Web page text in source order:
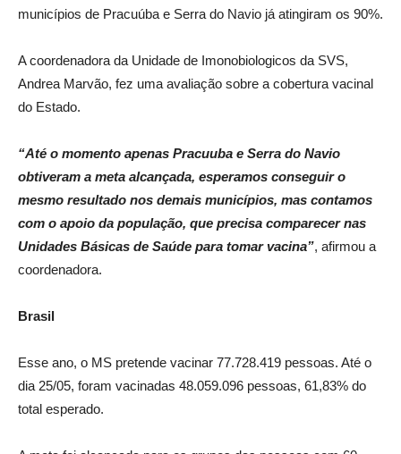
municípios de Pracuúba e Serra do Navio já atingiram os 90%.
A coordenadora da Unidade de Imonobiologicos da SVS,
Andrea Marvão, fez uma avaliação sobre a cobertura vacinal
do Estado.
“Até o momento apenas Pracuuba e Serra do Navio
obtiveram a meta alcançada, esperamos conseguir o
mesmo resultado nos demais municípios, mas contamos
com o apoio da população, que precisa comparecer nas
Unidades Básicas de Saúde para tomar vacina”, afirmou a
coordenadora.
Brasil
Esse ano, o MS pretende vacinar 77.728.419 pessoas. Até o
dia 25/05, foram vacinadas 48.059.096 pessoas, 61,83% do
total esperado.